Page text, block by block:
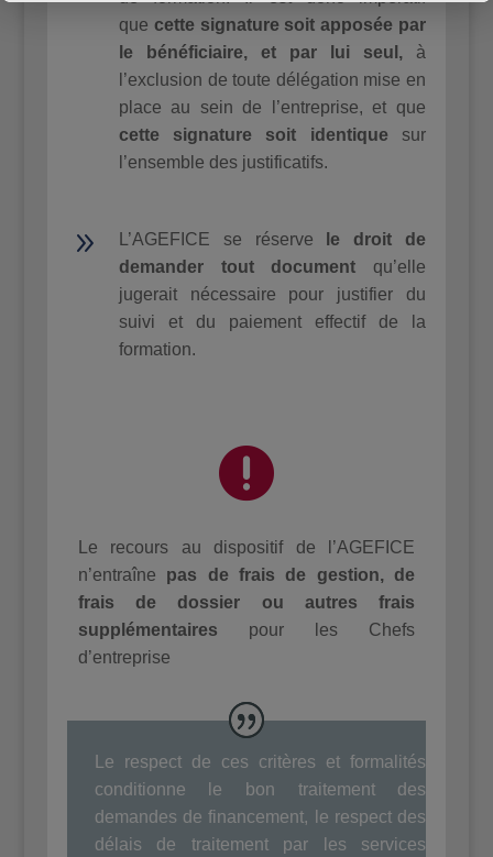
que cette signature soit apposée par
le bénéficiaire, et
par lui seul, à
l’exclusion de toute délégation mise en
place au sein de l’entreprise, et que
cette
signature soit identique sur
l’ensemble des justificatifs.
9 L’AGEFICE se réserve
le droit de
demander tout document qu’elle
jugerait nécessaire pour justifier du
suivi et du paiement effectif de la
formation.

Le recours au dispositif de l’AGEFICE
n’entraîne pas de frais de gestion, de
frais de dossier ou autres frais
supplémentaires pour les Chefs
d’entreprise
Le respect de ces critères et formalités
conditionne le bon traitement des
demandes de financement, le respect des
délais de traitement par les services
l'afficher à l'avenir.